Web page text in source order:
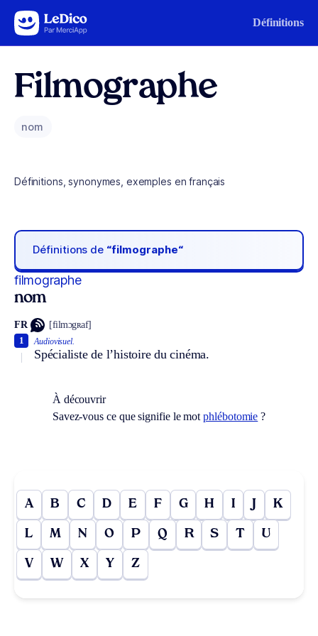
Aller au contenu Définitions
Filmographe
nom
Définitions, synonymes, exemples en français
Définitions de “filmographe“
filmographe
nom
FR [filmɔgʀaf]
Audiovisuel.
Spécialiste de l’histoire du cinéma.
1
À découvrir
Savez-vous ce que signifie le motphlébotomie ?
A B C D E F G H I J K
L M N O P Q R S T U
V W X Y Z